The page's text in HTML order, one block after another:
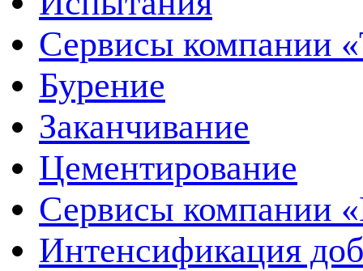
Сервисы компании
Бурение
Заканчивание
Цементирование
Сервисы компании
Интенсификация